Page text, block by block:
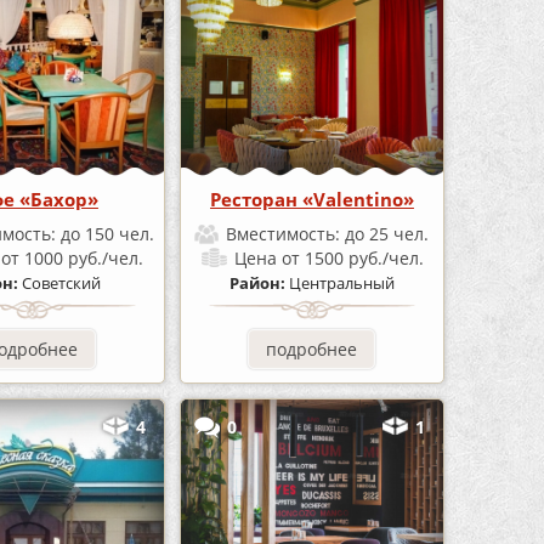
«Бахор»
до 150 чел.
от 1000 руб./чел.
Советский
Ресторан «Valentino»
Вместимость:до 25 чел.
Цена от 1500 руб./чел.
Район: Центральный
подробнее
4 0 1